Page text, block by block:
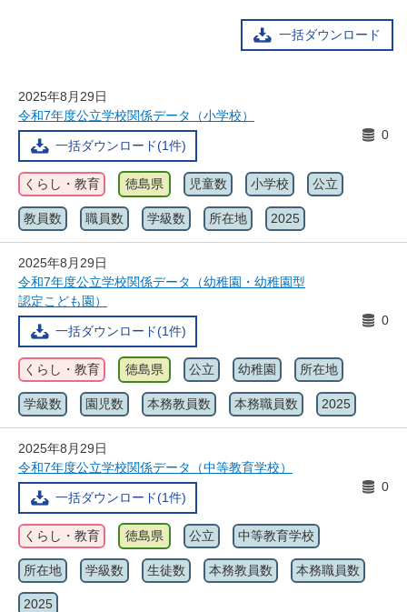
一括ダウンロード
2025年8月29日
令和7年度公立学校関係データ（小学校）
一括ダウンロード(1件)
0
くらし・教育 徳島県 児童数 小学校 公立
教員数 職員数 学級数 所在地 2025
2025年8月29日
令和7年度公立学校関係データ（幼稚園・幼稚園型
認定こども園）
一括ダウンロード(1件)
0
くらし・教育 徳島県 公立 幼稚園 所在地
学級数 園児数 本務教員数 本務職員数 2025
2025年8月29日
令和7年度公立学校関係データ（中等教育学校）
一括ダウンロード(1件)
0
くらし・教育 徳島県 公立 中等教育学校
所在地 学級数 生徒数 本務教員数 本務職員数
2025